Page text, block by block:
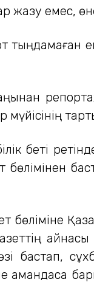
жазу емес,
беті
бөлімінен
айнасы
бастап,
амандаса